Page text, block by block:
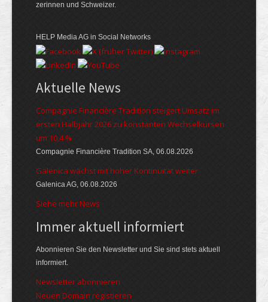
zerinnen und Schweizer.
HELP Media AG in Social Networks
Aktuelle News
Compagnie Financière Tradition steigert Umsatz im
ersten Halbjahr 2026 zu konstanten Wechselkursen
um 10,4 %
Compagnie Financière Tradition SA, 06.08.2026
Galenica wächst mit hoher Kontinuität weiter
Galenica AG, 06.08.2026
Siehe mehr News
Immer aktuell informiert
Abonnieren Sie den Newsletter und Sie sind stets aktuell
informiert.
Newsletter abonnieren
Neuen Domain registieren